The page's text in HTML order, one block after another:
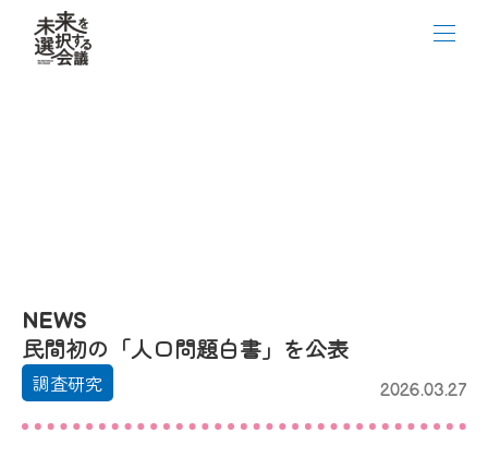
NEWS
民間初の「人口問題白書」を公表
調査研究 2026.03.27